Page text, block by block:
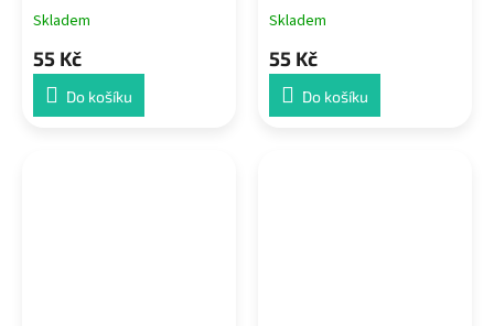
Skladem
55 Kč
Do košíku
Skladem
55 Kč
Do košíku